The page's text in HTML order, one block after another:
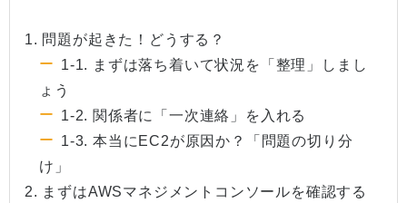
1. 問題が起きた！どうする？
1-1. まずは落ち着いて状況を「整理」しまし
ょう
1-2. 関係者に「一次連絡」を入れる
1-3. 本当にEC2が原因か？「問題の切り分
け」
2. まずはAWSマネジメントコンソールを確認する